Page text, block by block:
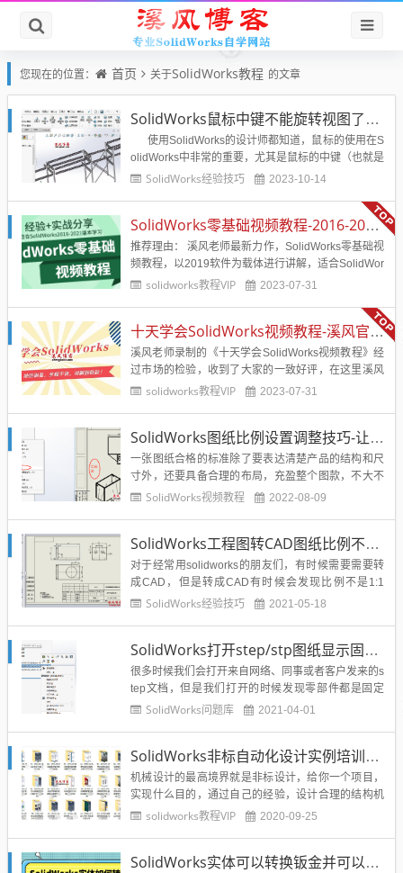
您现在的位置： 首页 关于SolidWorks教程 的文章
SolidWorks鼠标中键不能旋转视图了？变成平移？等症状解决办法
使用SolidWorks的设计师都知道，鼠标的使用在S
olidWorks中非常的重要，尤其是鼠标的中键（也就是
鼠标的辊轮），中键辊轮前后滚动，可以实现SolidW
SolidWorks经验技巧 2023-10-14
SolidWorks零基础视频教程-2016-2025版学习必备
推荐理由： 溪风老师最新力作，SolidWorks零基础视
频教程，以2019软件为载体进行讲解，适合SolidWor
ks2016-2025版本学习，溪风老师一贯简洁明了的语
不系统的学员讲解SolidWorks的每个必学必会的...
solidworks教程VIP 2023-07-31
十天学会SolidWorks视频教程-溪风官方原版更新完毕
溪风老师录制的《十天学会SolidWorks视频教程》经
过市场的检验，收到了大家的一致好评，在这里溪风
要感谢大家的支持与信赖。 在这里就给一直支持溪
solidworks教程VIP 2023-07-31
SolidWorks图纸比例设置调整技巧-让你的图纸更加美观
一张图纸合格的标准除了要表达清楚产品的结构和尺
寸外，还要具备合理的布局，充盈整个图款，不大不
小，给人舒服的感觉，那么我们在用SolidWorks进行
纸比例的...
SolidWorks视频教程 2022-08-09
SolidWorks工程图转CAD图纸比例不匹配？如何1:1转成cad?
对于经常用solidworks的朋友们，有时候需要需要转
成CAD，但是转成CAD有时候会发现比例不是1:1
的，这样就会容易出错，特别是转成多个不同比例的
才能保持1:1，请认真看！由于零件的尺寸和所选择的
图纸尺...
SolidWorks经验技巧 2021-05-18
SolidWorks打开step/stp图纸显示固定，装配体不能保存零件拆图，都是固定的如何解决？（会员答疑）
很多时候我们会打开来自网络、同事或者客户发来的s
tep文档，但是我们打开的时候发现零部件都是固定
的，而且无法修改浮动，对于我们修改和装配来说非
题。解决方法：第一种：只改本图纸鼠标右击总装，
然后选择解...
SolidWorks问题库 2021-04-01
SolidWorks非标自动化设计实例培训教程
机械设计的最高境界就是非标设计，给你一个项目，
实现什么目的，通过自己的经验，设计合理的结构机
构动作，实现甲方提出的要求就可以，对于设计师的
学到不少设计理念和设计经验！目录├─01：铝幕墙
solidworks教程VIP 2020-09-25
SolidWorks实体可以转换钣金并可以展开下料？很多新手不知道，溪风实战讲解